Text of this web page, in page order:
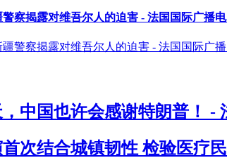
察揭露对维吾尔人的迫害 - 法国国际广播
中国也许会感谢特朗普！ -
次结合城镇韧性 检验医疗